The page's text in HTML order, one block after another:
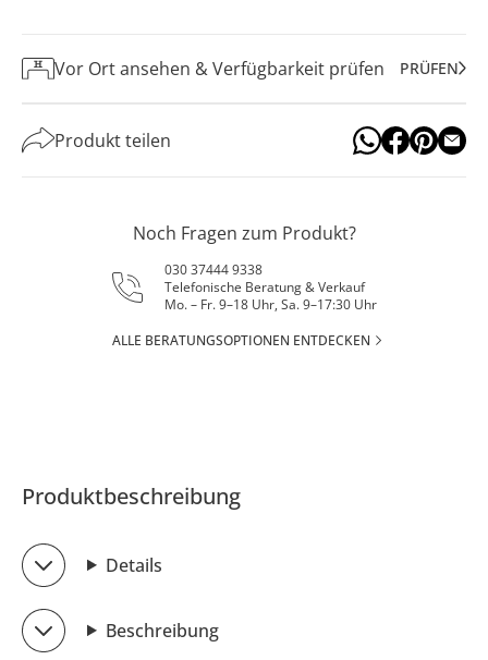
Vor Ort ansehen & Verfügbarkeit prüfen PRÜFEN
Produkt teilen
Noch Fragen zum Produkt?
030 37444 9338
Telefonische Beratung & Verkauf
Mo. – Fr. 9–18 Uhr, Sa. 9–17:30 Uhr
ALLE BERATUNGSOPTIONEN ENTDECKEN
Produktbeschreibung
Details
Beschreibung